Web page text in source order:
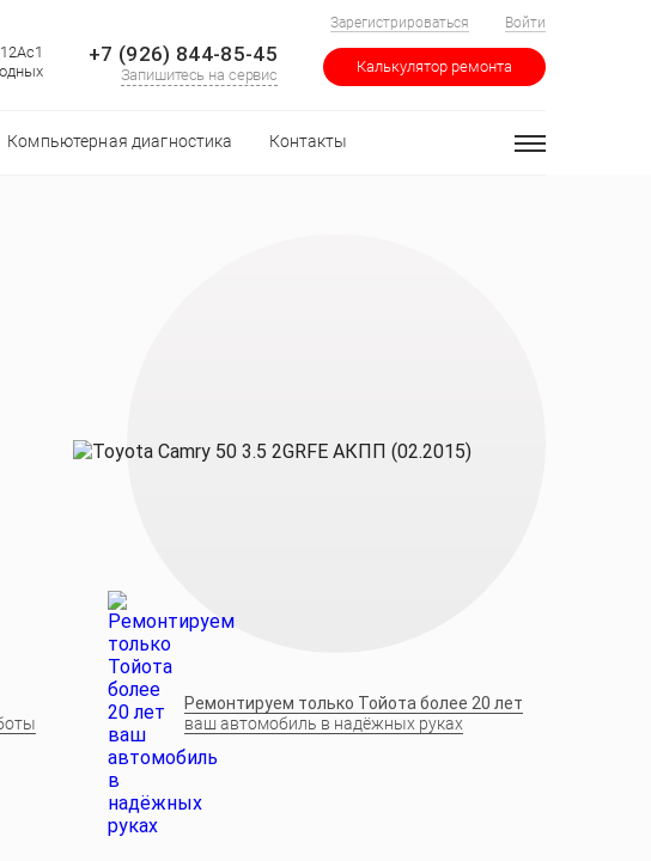
Зарегистрироваться Войти
+7 (926) 844-85-45
Запишитесь на сервис Калькулятор ремонта
Компьютерная диагностика Контакты
Ремонтируем только Тойота более 20 лет
ваш автомобиль в надёжных руках